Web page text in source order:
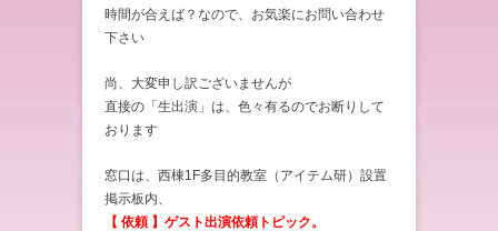
時間が合えば？なので、お気楽にお問い合わせ
下さい
尚、大変申し訳ございませんが
直接の「生出演」は、色々有るのでお断りして
おります
窓口は、西棟1F多目的教室（アイテム研）設置
掲示板内、
【 依頼 】ゲスト出演依頼トピック。